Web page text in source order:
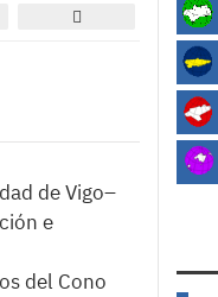
de Vigo–
e
del Cono